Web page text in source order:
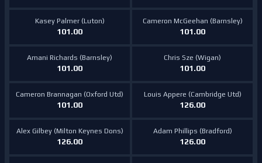
Kasey Palmer (Luton)
101.00
Cameron McGeehan (Barnsley)
101.00
Amani Richards (Barnsley)
101.00
Chris Sze (Wigan)
101.00
Cameron Brannagan (Oxford Utd)
101.00
Louis Appere (Cambridge Utd)
126.00
Alex Gilbey (Milton Keynes Dons)
126.00
Adam Phillips (Bradford)
126.00